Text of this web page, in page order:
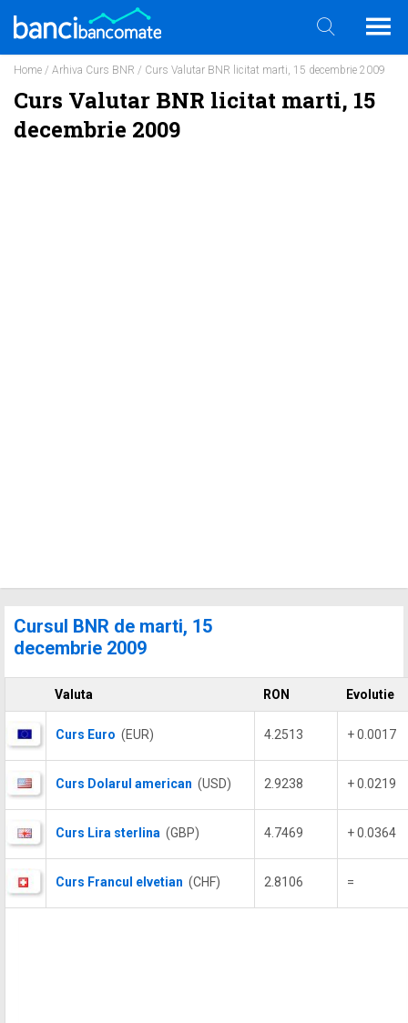
Home / Arhiva Curs BNR / Curs Valutar BNR licitat marti, 15 decembrie 2009
Curs Valutar BNR licitat marti, 15
decembrie 2009
Cursul BNR de marti, 15
decembrie 2009
Valuta RON Evolutie
Curs Euro (EUR) 4.2513 + 0.0017
Curs Dolarul american (USD) 2.9238 + 0.0219
Curs Lira sterlina (GBP) 4.7469 + 0.0364
Curs Francul elvetian (CHF) 2.8106 =